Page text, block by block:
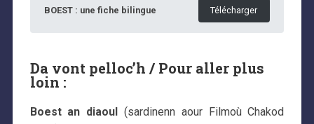
BOEST : une fiche bilingue Télécharger
Da vont pelloc’h / Pour aller plus
loin :
Boest an diaoul
(sardinenn aour Filmoù Chakod